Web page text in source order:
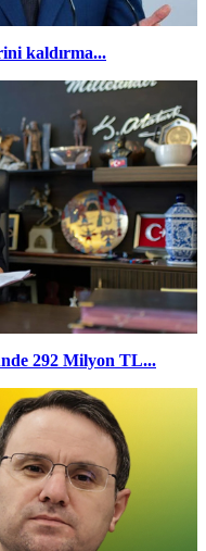
kaldırma...
292 Milyon TL...